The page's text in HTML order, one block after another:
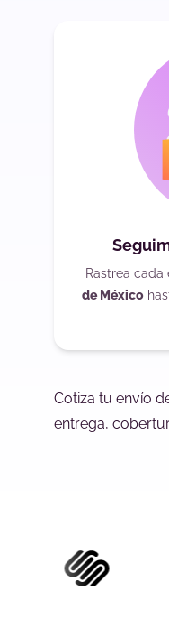
Rastrea
de México
Cotiza tu envío
entrega,